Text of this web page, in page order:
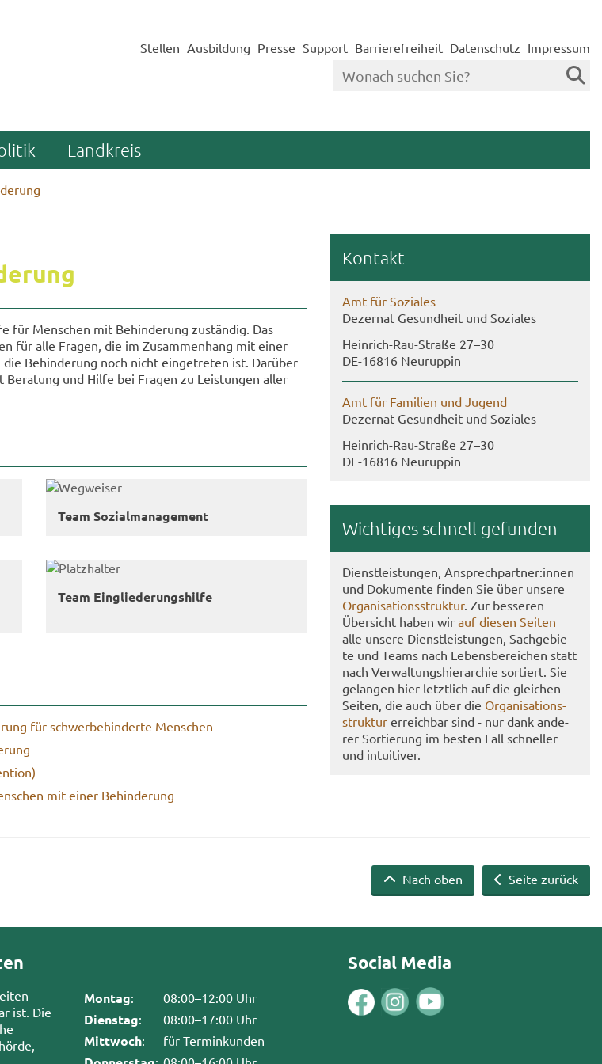
Stellen Ausbildung Presse Support Barrierefreiheit Datenschutz Impressum
Landkreis
für Men­schen mit Be­hin­de­rung zu­stän­dig. Das
für alle Fra­gen, die im Zu­sam­men­hang mit einer
Be­hin­de­rung noch nicht ein­ge­tre­ten ist. Dar­über
Be­ra­tung und Hilfe bei Fra­gen zu Leis­tun­gen aller
Team So­zi­al­ma­nage­ment
Team Ein­glie­de­rungs­hil­fe
für schwer­be­hin­der­te Men­schen
mit einer Be­hin­de­rung
Kon­takt
Amt für So­zia­les
De­zer­nat Ge­sund­heit und So­zia­les
Heinrich-​Rau-Straße 27–30
DE-​16816 Neu­rup­pin
Amt für Fa­mi­li­en und Ju­gend
De­zer­nat Ge­sund­heit und So­zia­les
Heinrich-​Rau-Straße 27–30
DE-​16816 Neu­rup­pin
Wich­ti­ges schnell ge­fun­den
Dienst­leis­tun­gen, An­sprech­part­ner:innen
und Do­ku­men­te fin­den Sie über un­se­re
Or­ga­ni­sa­ti­ons­struk­tur. Zur bes­se­ren
Über­sicht haben wir auf die­sen Sei­ten
alle un­se­re Dienst­leis­tun­gen, Sach­ge­bie­
te und Teams nach Le­bens­be­rei­chen statt
nach Ver­wal­tungs­hier­ar­chie sor­tiert. Sie
ge­lan­gen hier letzt­lich auf die glei­chen
Sei­ten, die auch über die Or­ga­ni­sa­ti­ons­
struk­turer­reich­bar sind - nur dank an­de­
rer Sor­tie­rung im bes­ten Fall schnel­ler
und in­tui­ti­ver.
Seite zurück
Nach oben
ist. Die
Montag: 08:00–12:00 Uhr
Dienstag: 08:00–17:00 Uhr
Mittwoch: für Terminkunden
Social Media